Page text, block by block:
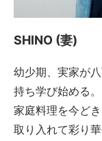
SHINO (妻)
幼少期、実家が
持ち学び始める。
家庭料理を今ど
取り入れて彩り